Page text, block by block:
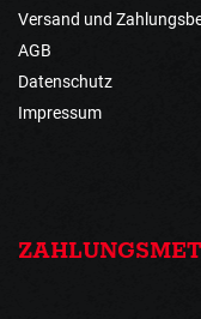
Versand und
AGB
Datenschutz
Impressum